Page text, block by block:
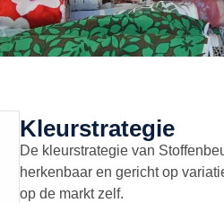
Kleurstrategie
De kleurstrategie van
herkenbaar en gericht op
op de markt zelf.